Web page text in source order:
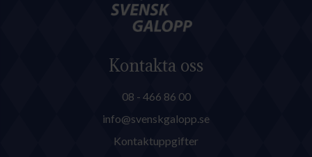
Kontakta oss
08 - 466 86 00
info@svenskgalopp.se
Kontaktuppgifter